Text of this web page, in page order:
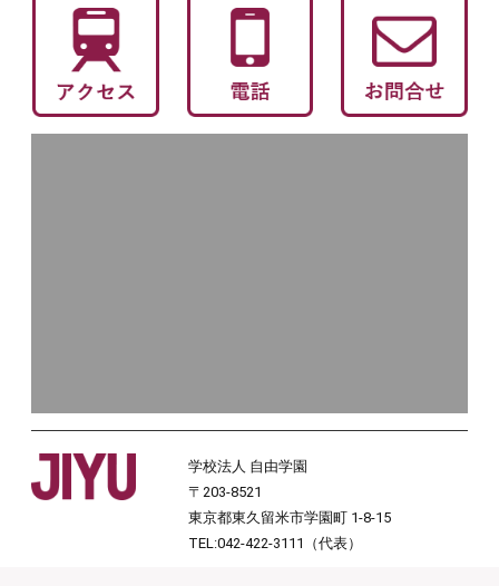
学校法人 自由学園
〒203-8521
東京都東久留米市学園町 1-8-15
TEL:042-422-3111（代表）